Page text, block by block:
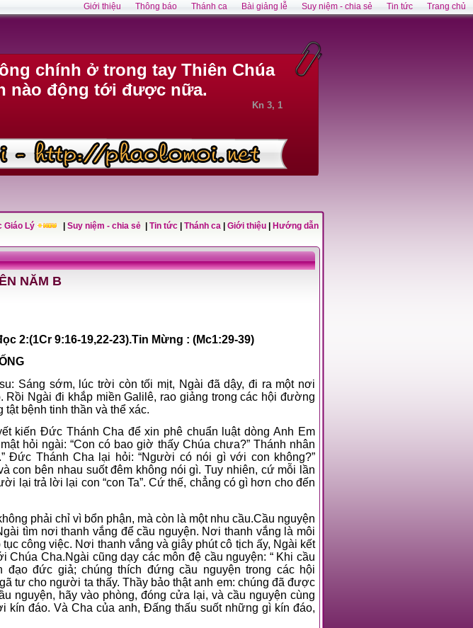
chính ở trong tay Thiên Chúa
nào động tới được nữa.
Kn 3, 1
Giáo Lý Suy niệm - chia sẻ Tin tức Thánh ca Giới thiệu Hướng dẫn
NĂM B
2:(1Cr 9:16-19,22-23).Tin Mừng : (Mc1:29-39)
Sáng sớm, lúc trời còn tối mịt, Ngài đã dậy, đi ra một nơi
Rồi Ngài đi khắp miền Galilê, rao giảng trong các hội đường
bệnh tinh thần và thể xác.
kiến Đức Thánh Cha để xin phê chuẩn luật dòng Anh Em
hỏi ngài: “Con có bao giờ thấy Chúa chưa?” Thánh nhân
Đức Thánh Cha lại hỏi: “Người có nói gì với con không?”
con bên nhau suốt đêm không nói gì. Tuy nhiên, cứ mỗi lần
lại trả lời lại con “con Ta”. Cứ thế, chẳng có gì hơn cho đến
phải chỉ vì bổn phận, mà còn là một nhu cầu.Cầu nguyện
tìm nơi thanh vắng để cầu nguyện. Nơi thanh vắng là môi
công việc. Nơi thanh vắng và giây phút cô tịch ấy, Ngài kết
Chúa Cha.Ngài cũng dạy các môn đệ cầu nguyện: “ Khi cầu
đạo đức giả; chúng thích đứng cầu nguyện trong các hội
tư cho người ta thấy. Thầy bảo thật anh em: chúng đã được
nguyện, hãy vào phòng, đóng cửa lại, và cầu nguyện cùng
kín đáo. Và Cha của anh, Đấng thấu suốt những gì kín đáo,
Trang chủ
Tin tức
Suy niệm - chia sẻ
Bài giảng lễ
Thánh ca
Thông báo
Giới thiệu